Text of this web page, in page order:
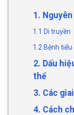
1.
1.1 Di truyền
1.2 Bệnh
2. Dấu
thể
3. Các
4. Cách